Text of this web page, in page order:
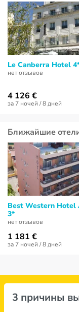
Le Canberra Hotel
нет отзывов
4 126 €
за 7 ночей / 8 дней
Ближайшие
Best Western Hotel
3*
нет отзывов
1 181 €
за 7 ночей / 8 дней
3 причины